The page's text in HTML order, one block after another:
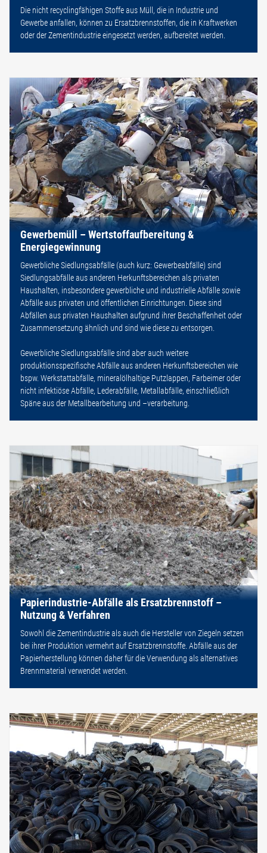
Die nicht recyclingfähigen Stoffe aus Müll, die in Industrie und
Gewerbe anfallen, können zu Ersatzbrennstoffen, die in Kraftwerken
oder der Zementindustrie eingesetzt werden, aufbereitet werden.
Gewerbemüll – Wertstoffaufbereitung &
Energiegewinnung
Gewerbliche Siedlungsabfälle (auch kurz: Gewerbeabfälle) sind
Siedlungsabfälle aus anderen Herkunftsbereichen als privaten
Haushalten, insbesondere gewerbliche und industrielle Abfälle sowie
Abfälle aus privaten und öffentlichen Einrichtungen. Diese sind
Abfällen aus privaten Haushalten aufgrund ihrer Beschaffenheit oder
Zusammensetzung ähnlich und sind wie diese zu entsorgen.
Gewerbliche Siedlungsabfälle sind aber auch weitere
produktionsspezifische Abfälle aus anderen Herkunftsbereichen wie
bspw. Werkstattabfälle, mineralölhaltige Putzlappen, Farbeimer oder
nicht infektiöse Abfälle, Lederabfälle, Metallabfälle, einschließlich
Späne aus der Metallbearbeitung und –verarbeitung.
Papierindustrie-Abfälle als Ersatzbrennstoff –
Nutzung & Verfahren
Sowohl die Zementindustrie als auch die Hersteller von Ziegeln setzen
bei ihrer Produktion vermehrt auf Ersatzbrennstoffe. Abfälle aus der
Papierherstellung können daher für die Verwendung als alternatives
Brennmaterial verwendet werden.